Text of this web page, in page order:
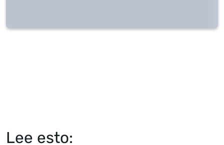
Lee esto: